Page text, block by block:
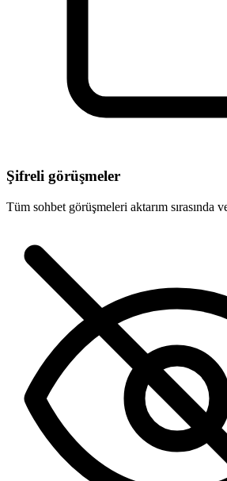
Şifreli görüşmeler
Tüm sohbet görüşmeleri aktarım sırasında